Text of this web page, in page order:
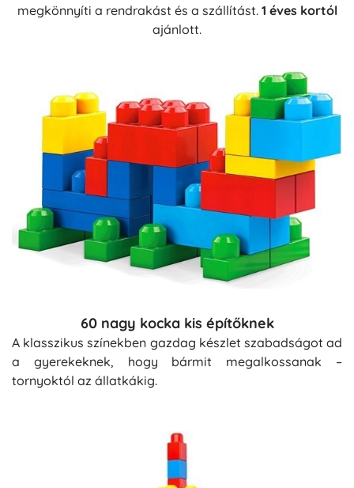
megkönnyíti a rendrakást és a szállítást. 1 éves kortól
ajánlott.
60 nagy kocka kis építőknek
A klasszikus színekben gazdag készlet szabadságot ad
a gyerekeknek, hogy bármit megalkossanak –
tornyoktól az állatkákig.